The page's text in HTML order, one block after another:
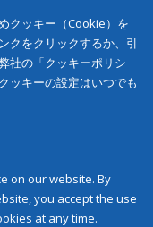
クッキー（Cookie）を
クをクリックするか、引
社の「クッキーポリシ
ッキーの設定はいつでも
on our website. By
you accept the use
at any time.